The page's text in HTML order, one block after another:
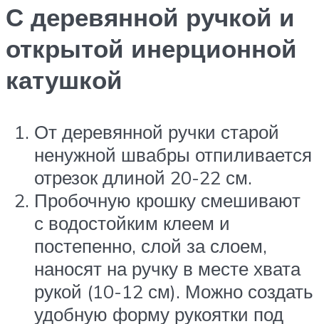
С деревянной ручкой и
открытой инерционной
катушкой
От деревянной ручки старой
ненужной швабры отпиливается
отрезок длиной 20-22 см.
Пробочную крошку смешивают
с водостойким клеем и
постепенно, слой за слоем,
наносят на ручку в месте хвата
рукой (10-12 см). Можно создать
удобную форму рукоятки под